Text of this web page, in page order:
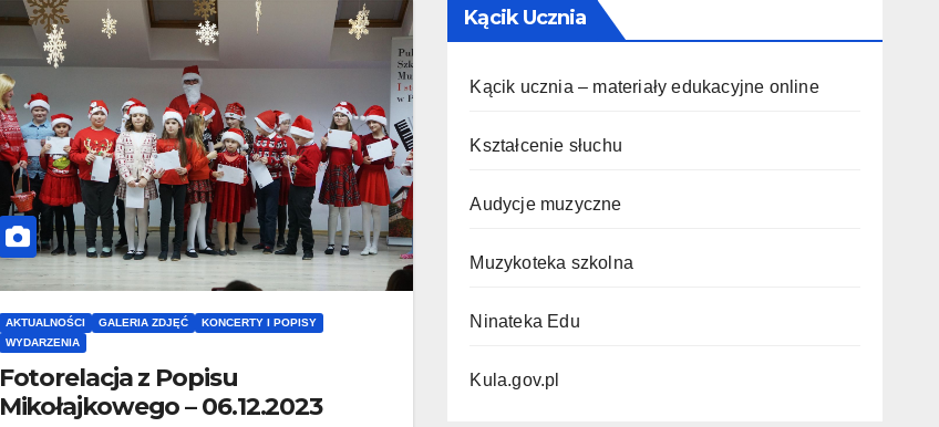
AKTUALNOŚCI GALERIA ZDJĘĆ
KONCERTY I POPISY
WYDARZENIA
Fotorelacja z Popisu
Mikołajkowego – 06.12.2023
Kącik Ucznia
Kącik ucznia – materiały edukacyjne online
Kształcenie słuchu
Audycje muzyczne
Muzykoteka szkolna
Ninateka Edu
Kula.gov.pl